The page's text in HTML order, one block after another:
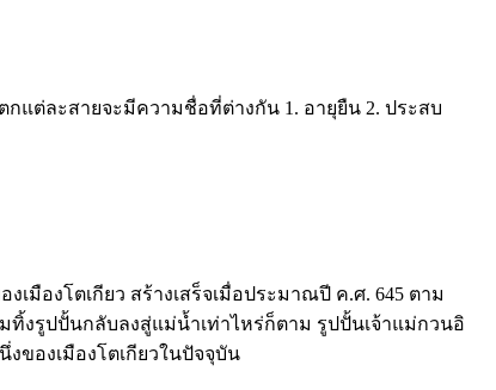
กแต่ละสายจะมีความชื่อที่ต่างกัน 1. อายุยืน 2. ประสบ
มืองโตเกียว สร้างเสร็จเมื่อประมาณปี ค.ศ. 645 ตาม
ทิ้งรูปปั้นกลับลงสู่แม่น้ำเท่าไหร่ก็ตาม รูปปั้นเจ้าแม่กวนอิ
ของเมืองโตเกียวในปัจจุบัน